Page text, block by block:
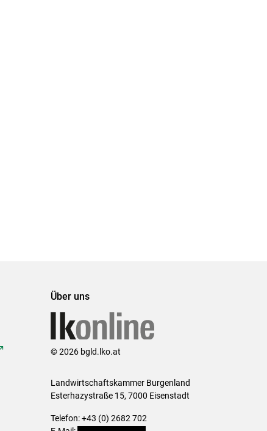
Über uns
© 2026 bgld.lko.at
Landwirtschaftskammer Burgenland
Esterhazystraße 15, 7000 Eisenstadt
Telefon: +43 (0) 2682 702